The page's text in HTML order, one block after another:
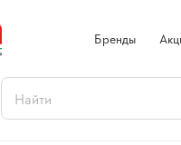
Бренды